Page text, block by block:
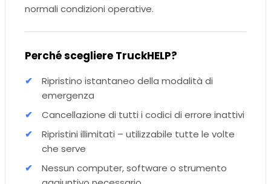
normali condizioni operative.
Perché scegliere TruckHELP?
Ripristino istantaneo della modalità di
emergenza
Cancellazione di tutti i codici di errore inattivi
Ripristini illimitati – utilizzabile tutte le volte
che serve
Nessun computer, software o strumento